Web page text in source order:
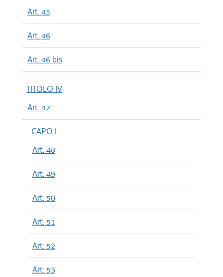
Art. 45
Art. 46
Art. 46 bis
TITOLO IV
Art. 47
CAPO I
Art. 48
Art. 49
Art. 50
Art. 51
Art. 52
Art. 53